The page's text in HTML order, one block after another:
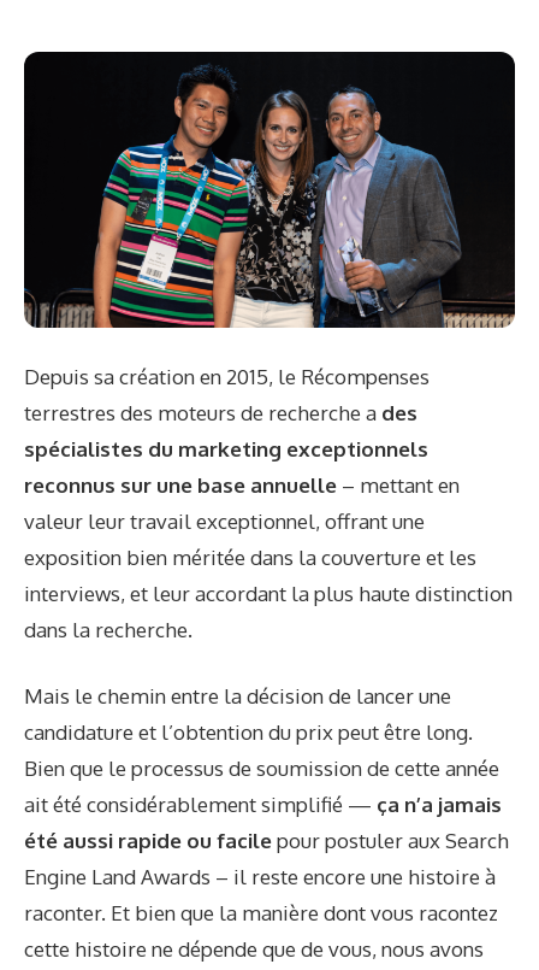
Depuis sa création en 2015, le Récompenses
terrestres des moteurs de recherche a des
spécialistes du marketing exceptionnels
reconnus sur une base annuelle – mettant en
valeur leur travail exceptionnel, offrant une
exposition bien méritée dans la couverture et les
interviews, et leur accordant la plus haute distinction
dans la recherche.
Mais le chemin entre la décision de lancer une
candidature et l’obtention du prix peut être long.
Bien que le processus de soumission de cette année
ait été considérablement simplifié — ça n’a jamais
été aussi rapide ou facilepour postuler aux Search
Engine Land Awards – il reste encore une histoire à
raconter. Et bien que la manière dont vous racontez
cette histoire ne dépende que de vous, nous avons